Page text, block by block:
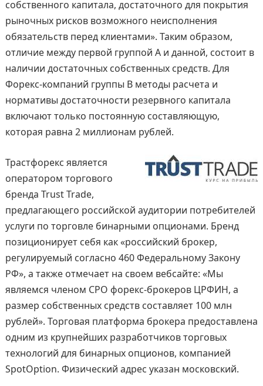
собственного капитала, достаточного для покрытия
рыночных рисков возможного неисполнения
обязательств перед клиентами». Таким образом,
отличие между первой группой А и данной, состоит в
наличии достаточных собственных средств. Для
Форекс-компаний группы В методы расчета и
нормативы достаточности резервного капитала
включают только постоянную составляющую,
которая равна 2 миллионам рублей.
Трастфорекс является
оператором торгового
бренда Trust Trade,
предлагающего российской аудитории потребителей
услуги по торговле бинарными опционами. Бренд
позиционирует себя как «российский брокер,
регулируемый согласно 460 Федеральному Закону
РФ», а также отмечает на своем вебсайте: «Мы
являемся членом СРО форекс-брокеров ЦРФИН, а
размер собственных средств составляет 100 млн
рублей». Торговая платформа брокера предоставлена
одним из крупнейших разработчиков торговых
технологий для бинарных опционов, компанией
SpotOption. Физический адрес указан московский.